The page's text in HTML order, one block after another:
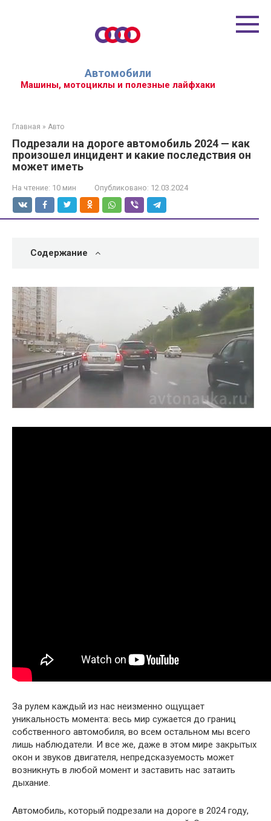
Автомобили
Машины, мотоциклы и полезные лайфхаки
Главная » Авто
Подрезали на дороге автомобиль 2024 — как
произошел инцидент и какие последствия он
может иметь
На чтение: 10 мин Опубликовано: 12.03.2024
Содержание
За рулем каждый из нас неизменно ощущает
уникальность момента: весь мир сужается до границ
собственного автомобиля, во всем остальном мы всего
лишь наблюдатели. И все же, даже в этом мире закрытых
окон и звуков двигателя, непредсказуемость может
возникнуть в любой момент и заставить нас затаить
дыхание.
Автомобиль, который подрезали на дороге в 2024 году,